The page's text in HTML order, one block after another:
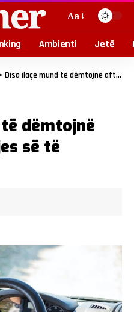
Aa
Ambienti Jetë
Disa ilaçe mund të dëmtojnë aftësinë e vozitjes së të moshuarve
dëmtojnë
së të